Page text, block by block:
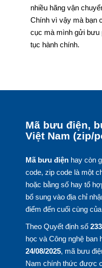
nhiều hãng vận
Chính vì vậy mà bạn
cục mà mình gửi bưu
tục hành chính.
Mã bưu điện,
Việt Nam (zip/
Mã bưu điệnhay còn
code, zip code là một
hoặc bằng số hay tổ
bổ sung vào địa chỉ
điểm đến cuối cùng
Theo Quyết định số
học và Công nghệ ban
24/08/2025, mã bưu
Nam chính thức được